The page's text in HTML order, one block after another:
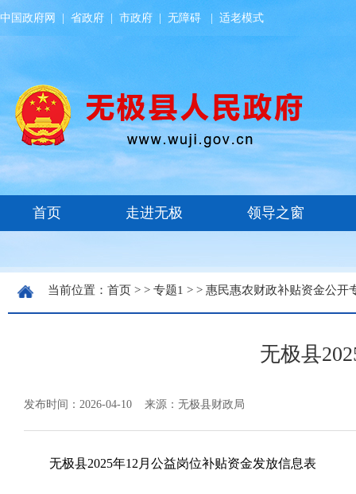
中国政府网 省政府 市政府 无障碍 适老模式
当前位置： 首页 > > 专题1 > > 惠民惠农财政补贴资金公开
无极县
发布时间：2026-04-10 来源：无极县财政局
无极县2025年12月公益岗位补贴资金发放信息表